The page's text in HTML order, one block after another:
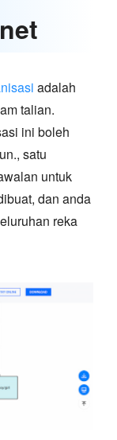
adalah
talian.
ini boleh
satu
untuk
dan anda
reka